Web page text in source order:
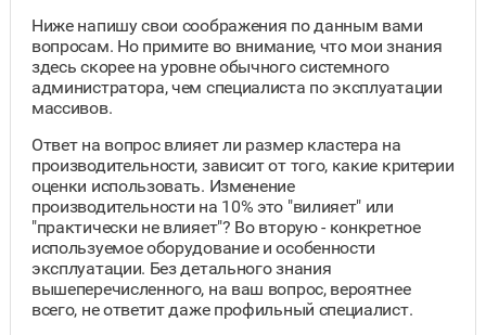
Ниже напишу свои соображения по данным вами
вопросам. Но примите во внимание, что мои знания
здесь скорее на уровне обычного системного
администратора, чем специалиста по эксплуатации
массивов.
Ответ на вопрос влияет ли размер кластера на
производительности, зависит от того, какие критерии
оценки использовать. Изменение
производительности на 10% это "вилияет" или
"практически не влияет"? Во вторую - конкретное
используемое оборудование и особенности
эксплуатации. Без детального знания
вышеперечисленного, на ваш вопрос, вероятнее
всего, не ответит даже профильный специалист.